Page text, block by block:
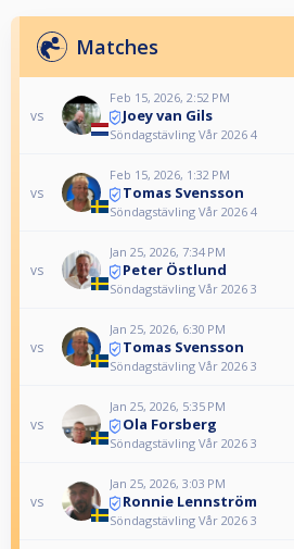
Matches
vs
Feb 15, 2026, 2:52 PM
Joey van Gils
Söndagstävling Vår 2026 4
vs
Feb 15, 2026, 1:32 PM
Tomas Svensson
Söndagstävling Vår 2026 4
vs
Jan 25, 2026, 7:34 PM
Peter Östlund
Söndagstävling Vår 2026 3
vs
Jan 25, 2026, 6:30 PM
Tomas Svensson
Söndagstävling Vår 2026 3
vs
Jan 25, 2026, 5:35 PM
Ola Forsberg
Söndagstävling Vår 2026 3
vs
Jan 25, 2026, 3:03 PM
Ronnie Lennström
Söndagstävling Vår 2026 3